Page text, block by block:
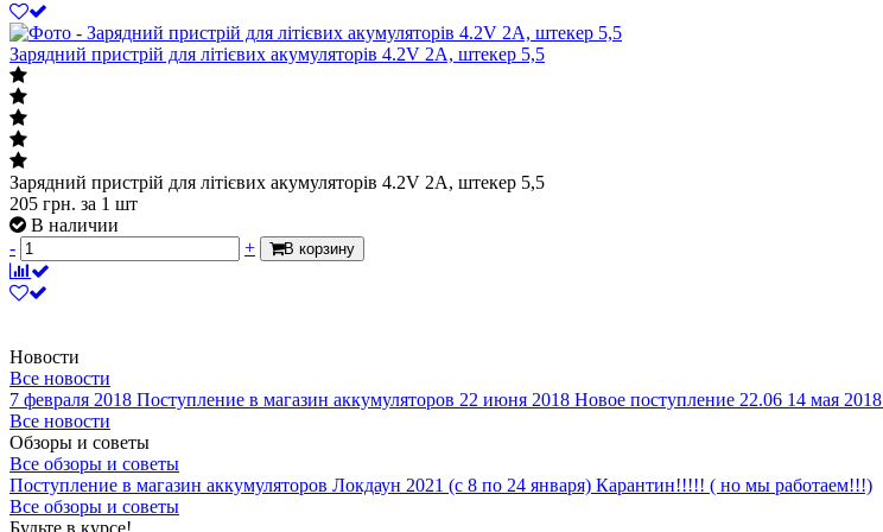
Зарядний пристрій для літієвих акумуляторів 4.2V 2A, штекер 5,5
Зарядний пристрій для літієвих акумуляторів 4.2V 2A, штекер 5,5
205 грн. за 1 шт
В наличии
-
+ В корзину
Новости
Все новости
7 февраля 2018 Поступление в магазин аккумуляторов 22 июня 2018 Новое поступление 22.06 14 мая 2018
Все новости
Обзоры и советы
Все обзоры и советы
Поступление в магазин аккумуляторов Локдаун 2021 (с 8 по 24 января) Карантин!!!!! ( но мы работаем!!!)
Все обзоры и советы
Будьте в курсе!